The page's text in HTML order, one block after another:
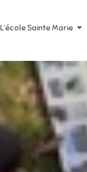
L’école Sainte Marie